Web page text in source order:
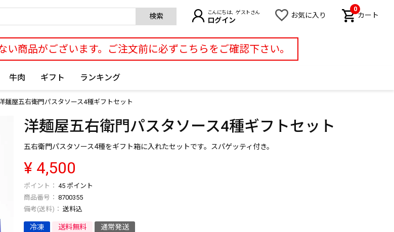
検索 こんにちは、ゲストさん
ログイン
お気に入り カート
0
い商品がございます。ご注文前に必ずこちらをご確認下さい。
牛肉 ギフト ランキング
麺屋五右衛門パスタソース4種ギフトセット
洋麺屋五右衛門パスタソース4種ギフトセット
五右衛門パスタソース4種をギフト箱に入れたセットです。スパゲッティ付き。
¥ 4,500
45 ポイント
商品番号
8700355
送料込
冷凍 送料無料 通常発送